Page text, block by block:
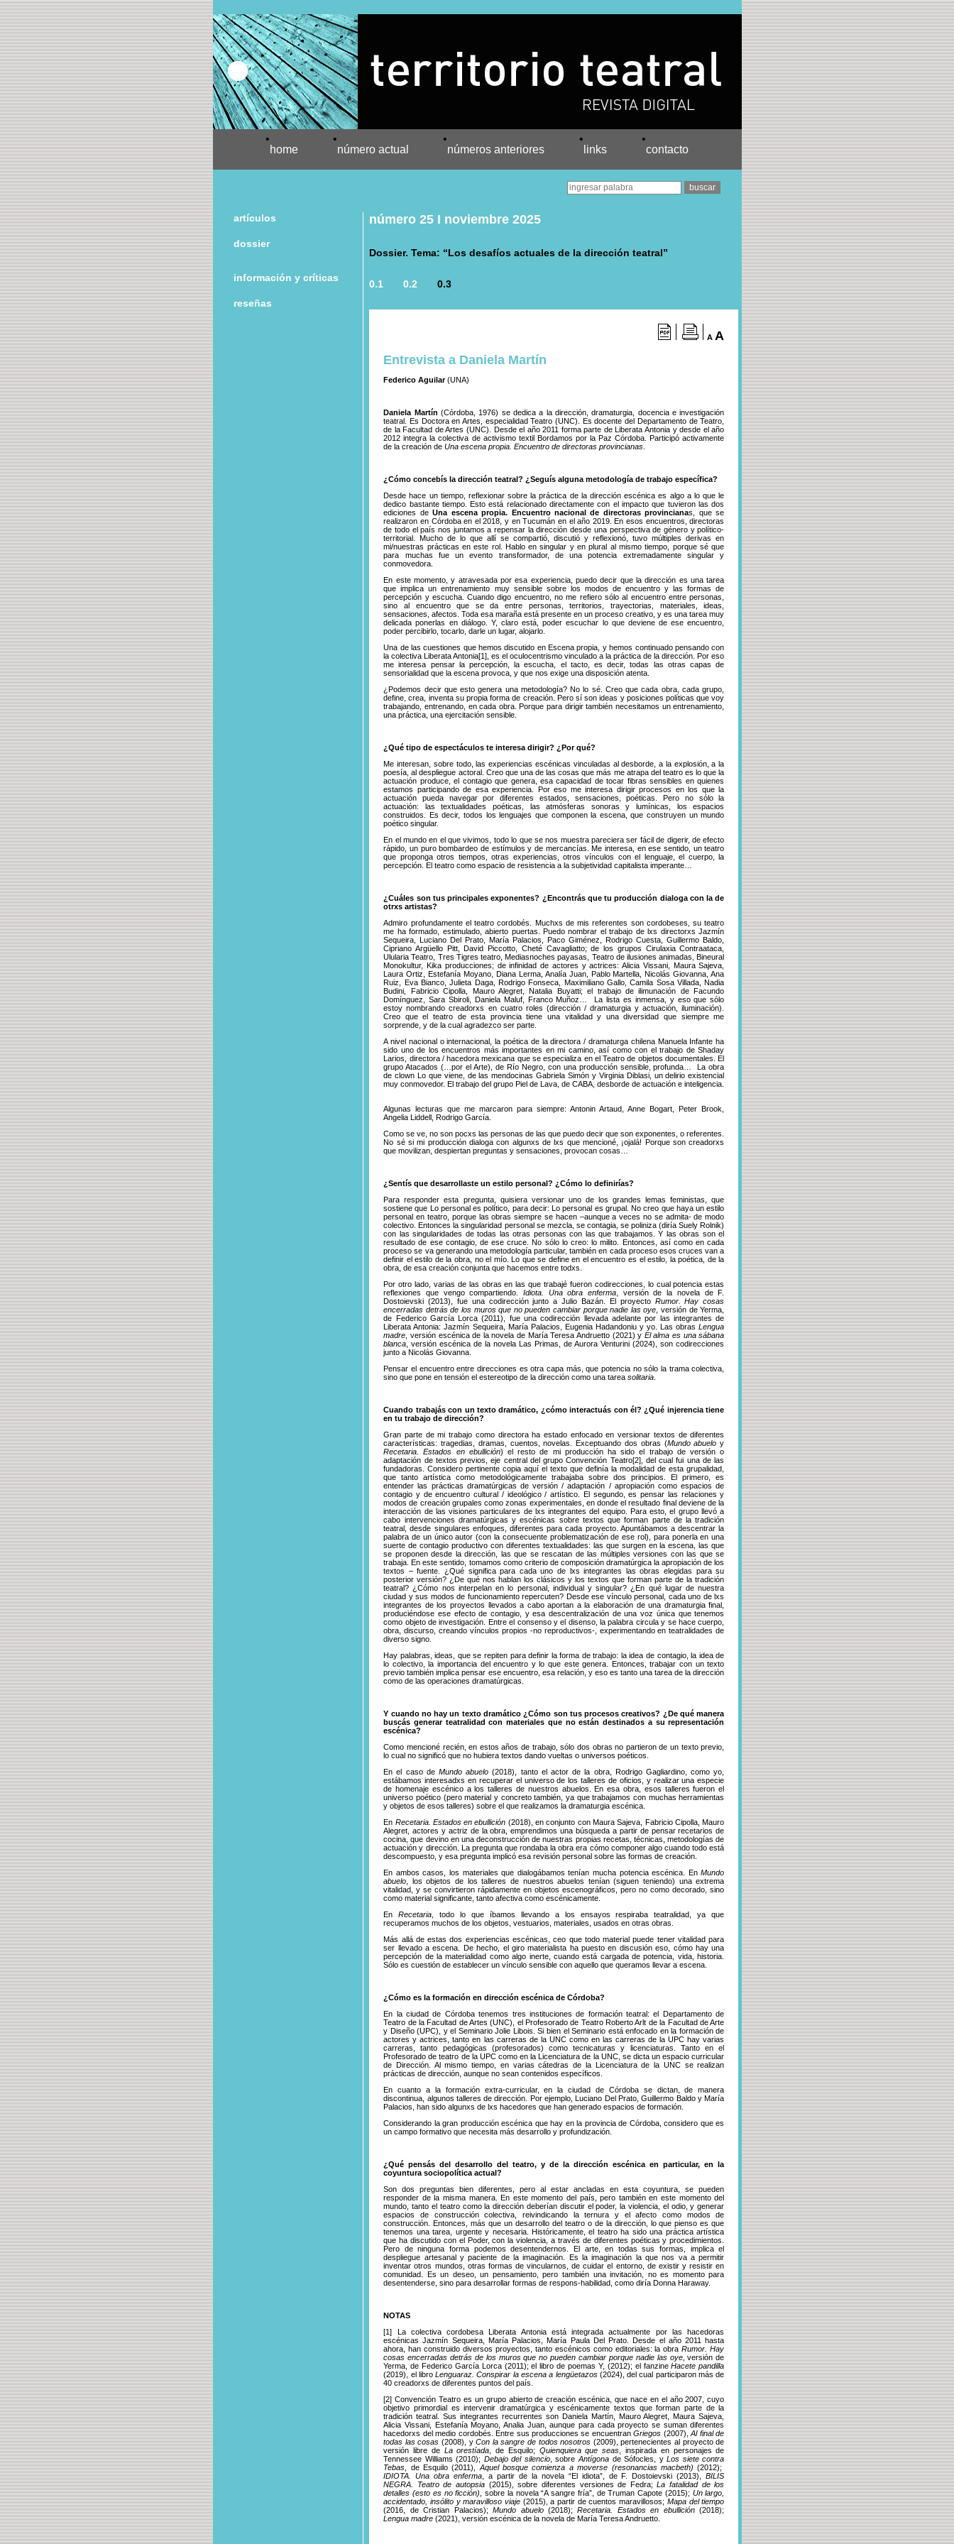
•
home
•
número actual
•
números anteriores
•
links
•
contacto
artículos
dossier
información y críticas
reseñas
número 25 I noviembre 2025
Dossier. Tema: “Los desafíos actuales de la dirección teatral”
0.1 0.2 0.3
A A
Entrevista a Daniela Martín
Federico Aguilar(UNA)
Daniela Martín (Córdoba, 1976) se dedica a la dirección, dramaturgia, docencia e investigación
teatral. Es Doctora en Artes, especialidad Teatro (UNC). Es docente del Departamento de Teatro,
de la Facultad de Artes (UNC). Desde el año 2011 forma parte de Liberata Antonia y desde el año
2012 integra la colectiva de activismo textil Bordamos por la Paz Córdoba. Participó activamente
de la creación deUna escena propia. Encuentro de directoras provincianas
¿Cómo concebís la dirección teatral? ¿Seguís alguna metodología de trabajo específica?
Desde hace un tiempo, reflexionar sobre la práctica de la dirección escénica es algo a lo que le
dedico bastante tiempo. Esto está relacionado directamente con el impacto que tuvieron las dos
ediciones deUna escena propia. Encuentro nacional de directoras provincianas, que se
realizaron en Córdoba en el 2018, y en Tucumán en el año 2019. En esos encuentros, directoras
de todo el país nos juntamos a repensar la dirección desde una perspectiva de género y político-
territorial. Mucho de lo que allí se compartió, discutió y reflexionó, tuvo múltiples derivas en
mi/nuestras prácticas en este rol. Hablo en singular y en plural al mismo tiempo, porque sé que
para muchas fue un evento transformador, de una potencia extremadamente singular y
conmovedora.
En este momento, y atravesada por esa experiencia, puedo decir que la dirección es una tarea
que implica un entrenamiento muy sensible sobre los modos de encuentro y las formas de
percepción y escucha. Cuando digo encuentro, no me refiero sólo al encuentro entre personas,
sino al encuentro que se da entre personas, territorios, trayectorias, materiales, ideas,
sensaciones, afectos. Toda esa maraña está presente en un proceso creativo, y es una tarea muy
delicada ponerlas en diálogo. Y, claro está, poder escuchar lo que deviene de ese encuentro,
poder percibirlo, tocarlo, darle un lugar, alojarlo.
Una de las cuestiones que hemos discutido en Escena propia, y hemos continuado pensando con
la colectivaLiberataAntonia[1] , es el oculocentrismo vinculado a la práctica de la dirección. Por eso
me interesa pensar la percepción, la escucha, el tacto, es decir, todas las otras capas de
sensorialidad que la escena provoca, y que nos exige una disposición atenta.
¿Podemos decir que esto genera una metodología? No lo sé. Creo que cada obra, cada grupo,
define, crea, inventa su propia forma de creación. Pero sí son ideas y posiciones políticas que voy
trabajando, entrenando, en cada obra. Porque para dirigir también necesitamos un entrenamiento,
una práctica, una ejercitación sensible.
¿Qué tipo de espectáculos te interesa dirigir? ¿Por qué?
Me interesan, sobre todo, las experiencias escénicas vinculadas al desborde, a la explosión, a la
poesía, al despliegue actoral. Creo que una de las cosas que más me atrapa del teatro es lo que la
actuación produce, el contagio que genera, esa capacidad de tocar fibras sensibles en quienes
estamos participando de esa experiencia. Por eso me interesa dirigir procesos en los que la
actuación pueda navegar por diferentes estados, sensaciones, poéticas. Pero no sólo la
actuación: las textualidades poéticas, las atmósferas sonoras y lumínicas, los espacios
construidos. Es decir, todos los lenguajes que componen la escena, que construyen un mundo
poético singular.
En el mundo en el que vivimos, todo lo que se nos muestra pareciera ser fácil de digerir, de efecto
rápido, un puro bombardeo de estímulos y de mercancías. Me interesa, en ese sentido, un teatro
que proponga otros tiempos, otras experiencias, otros vínculos con el lenguaje, el cuerpo, la
percepción. El teatro como espacio de resistencia a la subjetividad capitalista imperante…
¿Cuáles son tus principales exponentes? ¿Encontrás que tu producción dialoga con la de
otrxs artistas?
Admiro profundamente el teatro cordobés. Muchxs de mis referentes son cordobeses, su teatro
me ha formado, estimulado, abierto puertas. Puedo nombrar el trabajo de lxs directorxs Jazmín
Sequeira, Luciano Del Prato, María Palacios, Paco Giménez, Rodrigo Cuesta, Guillermo Baldo,
Cipriano Argüello Pitt, David Piccotto, Cheté Cavagliatto; de los grupos Cirulaxia Contraataca,
Ulularia Teatro, Tres Tigres teatro, Mediasnoches payasas, Teatro de ilusiones animadas, Bineural
Monokultur, Kika producciones; de infinidad de actores y actrices: Alicia Vissani, Maura Sajeva,
Laura Ortiz, Estefanía Moyano, Diana Lerma, Analía Juan, Pablo Martella, Nicolás Giovanna, Ana
Ruiz, Eva Bianco, Julieta Daga, Rodrigo Fonseca, Maximiliano Gallo, Camila Sosa Villada, Nadia
Budini, Fabricio Cipolla, Mauro Alegret, Natalia Buyatti; el trabajo de ilimunación de Facundo
Domínguez, Sara Sbiroli, Daniela Maluf, Franco Muñoz… La lista es inmensa, y eso que sólo
estoy nombrando creadorxs en cuatro roles (dirección / dramaturgia y actuación, iluminación).
Creo que el teatro de esta provincia tiene una vitalidad y una diversidad que siempre me
sorprende, y de la cual agradezco ser parte.
A nivel nacional o internacional, la poética de la directora / dramaturga chilena Manuela Infante ha
sido uno de los encuentros más importantes en mi camino, así como con el trabajo de Shaday
Larios, directora / hacedora mexicana que se especializa en el Teatro de objetos documentales. El
grupo Atacados (…por el Arte), de Río Negro, con una producción sensible, profunda… La obra
de clown Lo que viene, de las mendocinas Gabriela Simón y Virginia Diblasi, un delirio existencial
muy conmovedor. El trabajo del grupo Piel de Lava, de CABA, desborde de actuación e inteligencia.
Algunas lecturas que me marcaron para siempre: Antonin Artaud, Anne Bogart, Peter Brook,
Angelia Liddell, Rodrigo García.
Como se ve, no son pocxs las personas de las que puedo decir que son exponentes, o referentes.
No sé si mi producción dialoga con algunxs de lxs que mencioné, ¡ojalá! Porque son creadorxs
que movilizan, despiertan preguntas y sensaciones, provocan cosas…
¿Sentís que desarrollaste un estilo personal? ¿Cómo lo definirías?
Para responder esta pregunta, quisiera versionar uno de los grandes lemas feministas, que
sostiene que Lo personal es político, para decir: Lo personal es grupal. No creo que haya un estilo
personal en teatro, porque las obras siempre se hacen –aunque a veces no se admita- de modo
colectivo. Entonces la singularidad personal se mezcla, se contagia, se poliniza (diría Suely Rolnik)
con las singularidades de todas las otras personas con las que trabajamos. Y las obras son el
resultado de ese contagio, de ese cruce. No sólo lo creo: lo milito. Entonces, así como en cada
proceso se va generando una metodología particular, también en cada proceso esos cruces van a
definir el estilo de la obra, no el mío. Lo que se define en el encuentro es el estilo, la poética, de la
obra, de esa creación conjunta que hacemos entre todxs.
Por otro lado, varias de las obras en las que trabajé fueron codirecciones, lo cual potencia estas
reflexiones que vengo compartiendo.Idiota. Una obra enferma , versión de la novela de F.
Dostoievski (2013), fue una codirección junto a Julio Bazán. El proyecto Rumor. Hay cosas
encerradas detrás de los muros que no pueden cambiar porque nadie las oye , versión de Yerma,
de Federico García Lorca (2011), fue una codirección llevada adelante por las integrantes de
Liberata Antonia: Jazmín Sequeira, María Palacios, Eugenia Hadandoniu y yo. Las obrasLengua
madre , versión escénica de la novela de María Teresa Andruetto (2021) y El alma es una sábana
blanca , versión escénica de la novela Las Primas, de Aurora Venturini (2024), son codirecciones
junto a Nicolás Giovanna.
Pensar el encuentro entre direcciones es otra capa más, que potencia no sólo la trama colectiva,
sino que pone en tensión el estereotipo de la dirección como una tareasolitaria
Cuando trabajás con un texto dramático, ¿cómo interactuás con él? ¿Qué injerencia tiene
en tu trabajo de dirección?
Gran parte de mi trabajo como directora ha estado enfocado en versionar textos de diferentes
características: tragedias, dramas, cuentos, novelas. Exceptuando dos obras (Mundo abuelo y
Recetaria. Estados en ebullición) el resto de mi producción ha sido el trabajo de versión o
adaptación de textos previos, eje central del grupoConvención Teatro[2], del cual fui una de las
fundadoras. Considero pertinente copia aquí el texto que definía la modalidad de esta grupalidad,
que tanto artística como metodológicamente trabajaba sobre dos principios. El primero, es
entender las prácticas dramatúrgicas de versión / adaptación / apropiación como espacios de
contagio y de encuentro cultural / ideológico / artístico. El segundo, es pensar las relaciones y
modos de creación grupales como zonas experimentales, en donde el resultado final deviene de la
interacción de las visiones particulares de lxs integrantes del equipo. Para esto, el grupo llevó a
cabo intervenciones dramatúrgicas y escénicas sobre textos que forman parte de la tradición
teatral, desde singulares enfoques, diferentes para cada proyecto. Apuntábamos a descentrar la
palabra de un único autor (con la consecuente problematización de ese rol), para ponerla en una
suerte de contagio productivo con diferentes textualidades: las que surgen en la escena, las que
se proponen desde la dirección, las que se rescatan de las múltiples versiones con las que se
trabaja. En este sentido, tomamos como criterio de composición dramatúrgica la apropiación de los
textos – fuente. ¿Qué significa para cada uno de lxs integrantes las obras elegidas para su
posterior versión? ¿De qué nos hablan los clásicos y los textos que forman parte de la tradición
teatral? ¿Cómo nos interpelan en lo personal, individual y singular? ¿En qué lugar de nuestra
ciudad y sus modos de funcionamiento repercuten? Desde ese vínculo personal, cada uno de lxs
integrantes de los proyectos llevados a cabo aportan a la elaboración de una dramaturgia final,
produciéndose ese efecto de contagio, y esa descentralización de una voz única que tenemos
como objeto de investigación. Entre el consenso y el disenso, la palabra circula y se hace cuerpo,
obra, discurso, creando vínculos propios -no reproductivos-, experimentando en teatralidades de
diverso signo.
Hay palabras, ideas, que se repiten para definir la forma de trabajo: la idea de contagio, la idea de
lo colectivo, la importancia del encuentro y lo que este genera. Entonces, trabajar con un texto
previo también implica pensar ese encuentro, esa relación, y eso es tanto una tarea de la dirección
como de las operaciones dramatúrgicas.
Y cuando no hay un texto dramático ¿Cómo son tus procesos creativos? ¿De qué manera
buscás generar teatralidad con materiales que no están destinados a su representación
escénica?
Como mencioné recién, en estos años de trabajo, sólo dos obras no partieron de un texto previo,
lo cual no significó que no hubiera textos dando vueltas o universos poéticos.
En el caso de Mundo abuelo (2018), tanto el actor de la obra, Rodrigo Gagliardino, como yo,
estábamos interesadxs en recuperar el universo de los talleres de oficios, y realizar una especie
de homenaje escénico a los talleres de nuestros abuelos. En esa obra, esos talleres fueron el
universo poético (pero material y concreto también, ya que trabajamos con muchas herramientas
y objetos de esos talleres) sobre el que realizamos la dramaturgia escénica.
En Recetaria. Estados en ebullición (2018), en conjunto con Maura Sajeva, Fabricio Cipolla, Mauro
Alegret, actores y actriz de la obra, emprendimos una búsqueda a partir de pensar recetarios de
cocina, que devino en una deconstrucción de nuestras propias recetas, técnicas, metodologías de
actuación y dirección. La pregunta que rondaba la obra era cómo componer algo cuando todo está
descompuesto, y esa pregunta implicó esa revisión personal sobre las formas de creación.
En ambos casos, los materiales que dialogábamos tenían mucha potencia escénica. EnMundo
abuelo , los objetos de los talleres de nuestros abuelos tenían (siguen teniendo) una extrema
vitalidad, y se convirtieron rápidamente en objetos escenográficos, pero no como decorado, sino
como material significante, tanto afectiva como escénicamente.
EnRecetaria , todo lo que íbamos llevando a los ensayos respiraba teatralidad, ya que
recuperamos muchos de los objetos, vestuarios, materiales, usados en otras obras.
Más allá de estas dos experiencias escénicas, ceo que todo material puede tener vitalidad para
ser llevado a escena. De hecho, el giro materialista ha puesto en discusión eso, cómo hay una
percepción de la materialidad como algo inerte, cuando está cargada de potencia, vida, historia.
Sólo es cuestión de establecer un vínculo sensible con aquello que queramos llevar a escena.
¿Cómo es la formación en dirección escénica de Córdoba?
En la ciudad de Córdoba tenemos tres instituciones de formación teatral: el Departamento de
Teatro de la Facultad de Artes (UNC), el Profesorado de Teatro Roberto Arlt de la Facultad de Arte
y Diseño (UPC), y el Seminario Jolie Libois. Si bien el Seminario está enfocado en la formación de
actores y actrices, tanto en las carreras de la UNC como en las carreras de la UPC hay varias
carreras, tanto pedagógicas (profesorados) como tecnicaturas y licenciaturas. Tanto en el
Profesorado de teatro de la UPC como en la Licenciatura de la UNC, se dicta un espacio curricular
de Dirección. Al mismo tiempo, en varias cátedras de la Licenciatura de la UNC se realizan
prácticas de dirección, aunque no sean contenidos específicos.
En cuanto a la formación extra-curricular, en la ciudad de Córdoba se dictan, de manera
discontinua, algunos talleres de dirección. Por ejemplo, Luciano Del Prato, Guillermo Baldo y María
Palacios, han sido algunxs de lxs hacedores que han generado espacios de formación.
Considerando la gran producción escénica que hay en la provincia de Córdoba, considero que es
un campo formativo que necesita más desarrollo y profundización.
¿Qué pensás del desarrollo del teatro, y de la dirección escénica en particular, en la
coyuntura sociopolítica actual?
Son dos preguntas bien diferentes, pero al estar ancladas en esta coyuntura, se pueden
responder de la misma manera. En este momento del país, pero también en este momento del
mundo, tanto el teatro como la dirección deberían discutir el poder, la violencia, el odio, y generar
espacios de construcción colectiva, reivindicando la ternura y el afecto como modos de
construcción. Entonces, más que un desarrollo del teatro o de la dirección, lo que pienso es que
tenemos una tarea, urgente y necesaria. Históricamente, el teatro ha sido una práctica artística
que ha discutido con el Poder, con la violencia, a través de diferentes poéticas y procedimientos.
Pero de ninguna forma podemos desentendernos. El arte, en todas sus formas, implica el
despliegue artesanal y paciente de la imaginación. Es la imaginación la que nos va a permitir
inventar otros mundos, otras formas de vincularnos, de cuidar el entorno, de existir y resistir en
comunidad. Es un deseo, un pensamiento, pero también una invitación, no es momento para
desentenderse, sino para desarrollar formas de respons-habilidad, como diría Donna Haraway.
NOTAS
[1]
La colectivacordobesa Liberata Antonia está integrada actualmente por las hacedoras
escénicas Jazmín Sequeira, María Palacios, María Paula Del Prato. Desde el año 2011 hasta
ahora, han construido diversos proyectos, tanto escénicos como editoriales: la obraRumor. Hay
cosas encerradas detrás de los muros que no pueden cambiar porque nadie las oye, versión de
Yerma, de Federico García Lorca (2011); el libro de poemas Y, (2012); el fanzineHacete pandilla
(2019), el libroLenguaraz. Conspirar la escena a lengüetazos(2024), del cual participaron más de
40 creadorxs de diferentes puntos del país.
[2] Convención Teatro es un grupo abierto de creación escénica, que nace en el año 2007, cuyo
objetivo primordial es intervenir dramatúrgica y escénicamente textos que forman parte de la
tradición teatral. Sus integrantes recurrentes son Daniela Martín, Mauro Alegret, Maura Sajeva,
Alicia Vissani, Estefanía Moyano, Analia Juan, aunque para cada proyecto se suman diferentes
hacedorxs del medio cordobés. Entre sus producciones se encuentranGriegos (2007),Al final de
todas las cosas(2008), yCon la sangre de todos nosotros (2009), pertenecientes al proyecto de
versión libre de La orestíada , de Esquilo; Quienquiera que seas , inspirada en personajes de
Tennessee Williams (2010); Debajo del silencio, sobreAntígona de Sófocles, yLos siete contra
Tebas , de Esquilo (2011), Aquel bosque comienza a moverse (resonancias macbeth) (2012);
IDIOTA. Una obra enferma , a partir de la novela “El idiota”, de F. Dostoievski (2013),BILIS
NEGRA. Teatro de autopsia (2015), sobre diferentes versiones de Fedra; La fatalidad de los
detalles (esto es no ficción)
, sobre la novela “A sangre fría”, de Truman Capote (2015); Un largo,
accidentado, insólito y maravilloso viaje (2015), a partir de cuentos maravillosos; Mapa del tiempo
(2016, de Cristian Palacios);Mundo abuelo(2018);Recetaria. Estados en ebullición(2018);
Lengua madre (2021), versión escénica de la novela de María Teresa Andruetto.